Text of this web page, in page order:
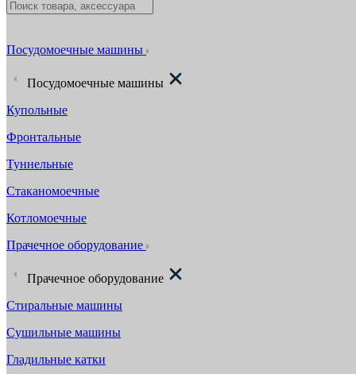
Посудомоечные машины
Посудомоечные машины
Купольные
Фронтальные
Туннельные
Стаканомоечные
Котломоечные
Прачечное оборудование
Прачечное оборудование
Стиральные машины
Сушильные машины
Гладильные катки